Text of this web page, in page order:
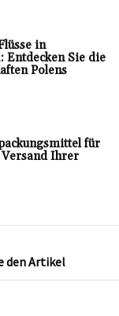
in
Entdecken Sie die
Polens
für
Ihrer
den Artikel